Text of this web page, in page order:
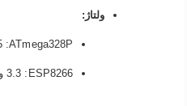
ولتاژ:
ATmega328P: 5 ولت
ESP8266 : 3.3 ولت